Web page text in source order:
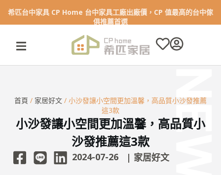
跳
至
要
希匹台中家具 CP Home 台中家具工廠出廠價，CP 值最高的台中傢
俱推薦首選
首頁 / 家居好文/ 小沙發讓小空間更加溫馨，高品質小沙發推薦
這3款
小沙發讓小空間更加溫馨，高品質小
沙發推薦這3款
2024-07-26 | 家居好文